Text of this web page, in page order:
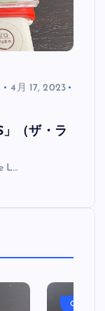
4月 17, 2023
」（ザ・ラ
L…
OASIS